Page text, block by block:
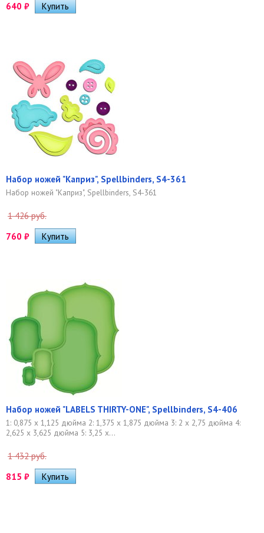
640 ₽
Набор ножей "Каприз", Spellbinders, S4-361
Набор ножей "Каприз", Spellbinders, S4-361
1 426 руб.
760 ₽
Набор ножей "LABELS THIRTY-ONE", Spellbinders, S4-406
1: 0,875 x 1,125 дюйма 2: 1,375 x 1,875 дюйма 3: 2 x 2,75 дюйма 4:
2,625 x 3,625 дюйма 5: 3,25 x...
1 432 руб.
815 ₽